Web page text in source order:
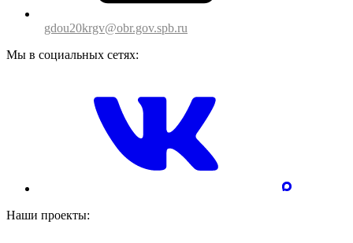
gdou20krgv@obr.gov.spb.ru
Мы в социальных сетях:
Наши проекты: